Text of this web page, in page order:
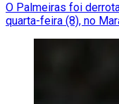
O Palmeiras foi
quarta-feira (8), no